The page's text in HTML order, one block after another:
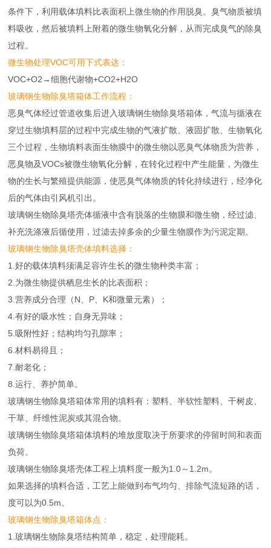
条件下，利用载体填料比表面积上微生物的作用脱臭。臭气物质被填
料吸收，然后被填料上附着的微生物氧化分解，从而完成臭气的除臭
过程。
微生物处理VOC可用下式表达：
VOC+O2→细胞代谢物+CO2+H2O
玻璃钢生物除臭塔箱体工作流程：
恶臭气体经过管道收集后进入玻璃钢生物除臭塔箱体，气流与循液在
穿过生物填料层的过程中完成生物的气液扩散、液固扩散、生物氧化
三个过程，生物填料表面生物膜中的微生物以恶臭气体物质为营养，
恶臭物及VOCs被微生物氧化分解，在转化过程中产生能量，为微生
物的生长与繁殖提供能源，使恶臭气体物质的转化持续进行，经净化
后的气体由引风机引出。
玻璃钢生物除臭塔壳体循液中含有脱落的生物膜和微生物，经过滤、
补充洗涤液后循使用，过滤去掉多余的少量生物膜作为污泥定期。
玻璃钢生物除臭塔壳体填料选择：
1.好的载体填料须满足容许生长的微生物种类丰富；
2.为微生物提供栖息生长的比表面积；
3.营养成分合理（N、P、K和微量元素）；
4.有好的吸水性；自身无异味；
5.吸附性好；结构均匀孔隙率；
6.材料易得且；
7.耐老化；
8.运行、养护简单。
玻璃钢生物除臭塔箱体常用的填料有：塑料、半软性塑料、干树皮、
干草、纤维性泥炭或其混合物。
玻璃钢生物除臭塔箱体填料的堆放度取决于所要求的停留时间和表面
负荷。
玻璃钢生物除臭塔壳体工程上填料度一般为1.0～1.2m。
如果选择的填料合适，工艺上能做到布气均匀、排除气流短路的话，
度可以为0.5m。
玻璃钢生物除臭塔箱体点：
1.玻璃钢生物除臭塔结构简单，稳定，处理能耗。